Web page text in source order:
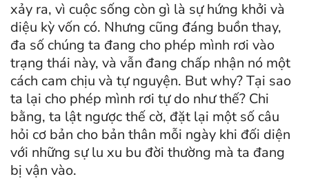
xảy ra, vì cuộc sống còn gì là sự hứng khởi và
diệu kỳ vốn có. Nhưng cũng đáng buồn thay,
đa số chúng ta đang cho phép mình rơi vào
trạng thái này, và vẫn đang chấp nhận nó một
cách cam chịu và tự nguyện. But why? Tại sao
ta lại cho phép mình rơi tự do như thế? Chi
bằng, ta lật ngược thế cờ, đặt lại một số câu
hỏi cơ bản cho bản thân mỗi ngày khi đối diện
với những sự lu xu bu đời thường mà ta đang
bị vận vào.